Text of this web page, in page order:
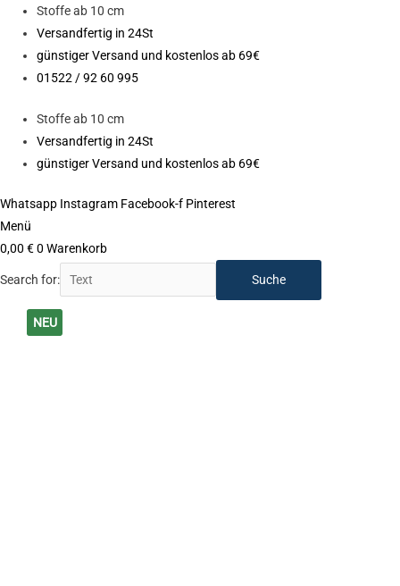
Zum
Inhalt
springen
Stoffe ab 10 cm
Versandfertig in 24St
günstiger Versand und kostenlos ab 69€
01522 / 92 60 995
Stoffe ab 10 cm
Versandfertig in 24St
günstiger Versand und kostenlos ab 69€
Whatsapp Instagram Facebook-f Pinterest
Menü
0,00 €0 Warenkorb
Search for:
NEU
NEU